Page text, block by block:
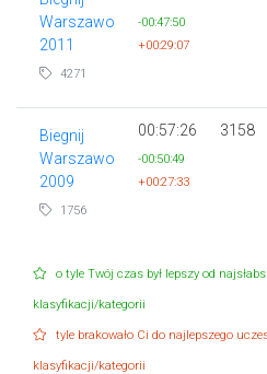
Warszawo
2011
4271
-00:47:50
+00:29:07
Biegnij
Warszawo
2009
1756
00:57:26
-00:50:49
+00:27:33
3158
o tyle Twój czas był lepszy od
klasyfikacji/kategorii
tyle brakowało Ci do najlepszego
klasyfikacji/kategorii